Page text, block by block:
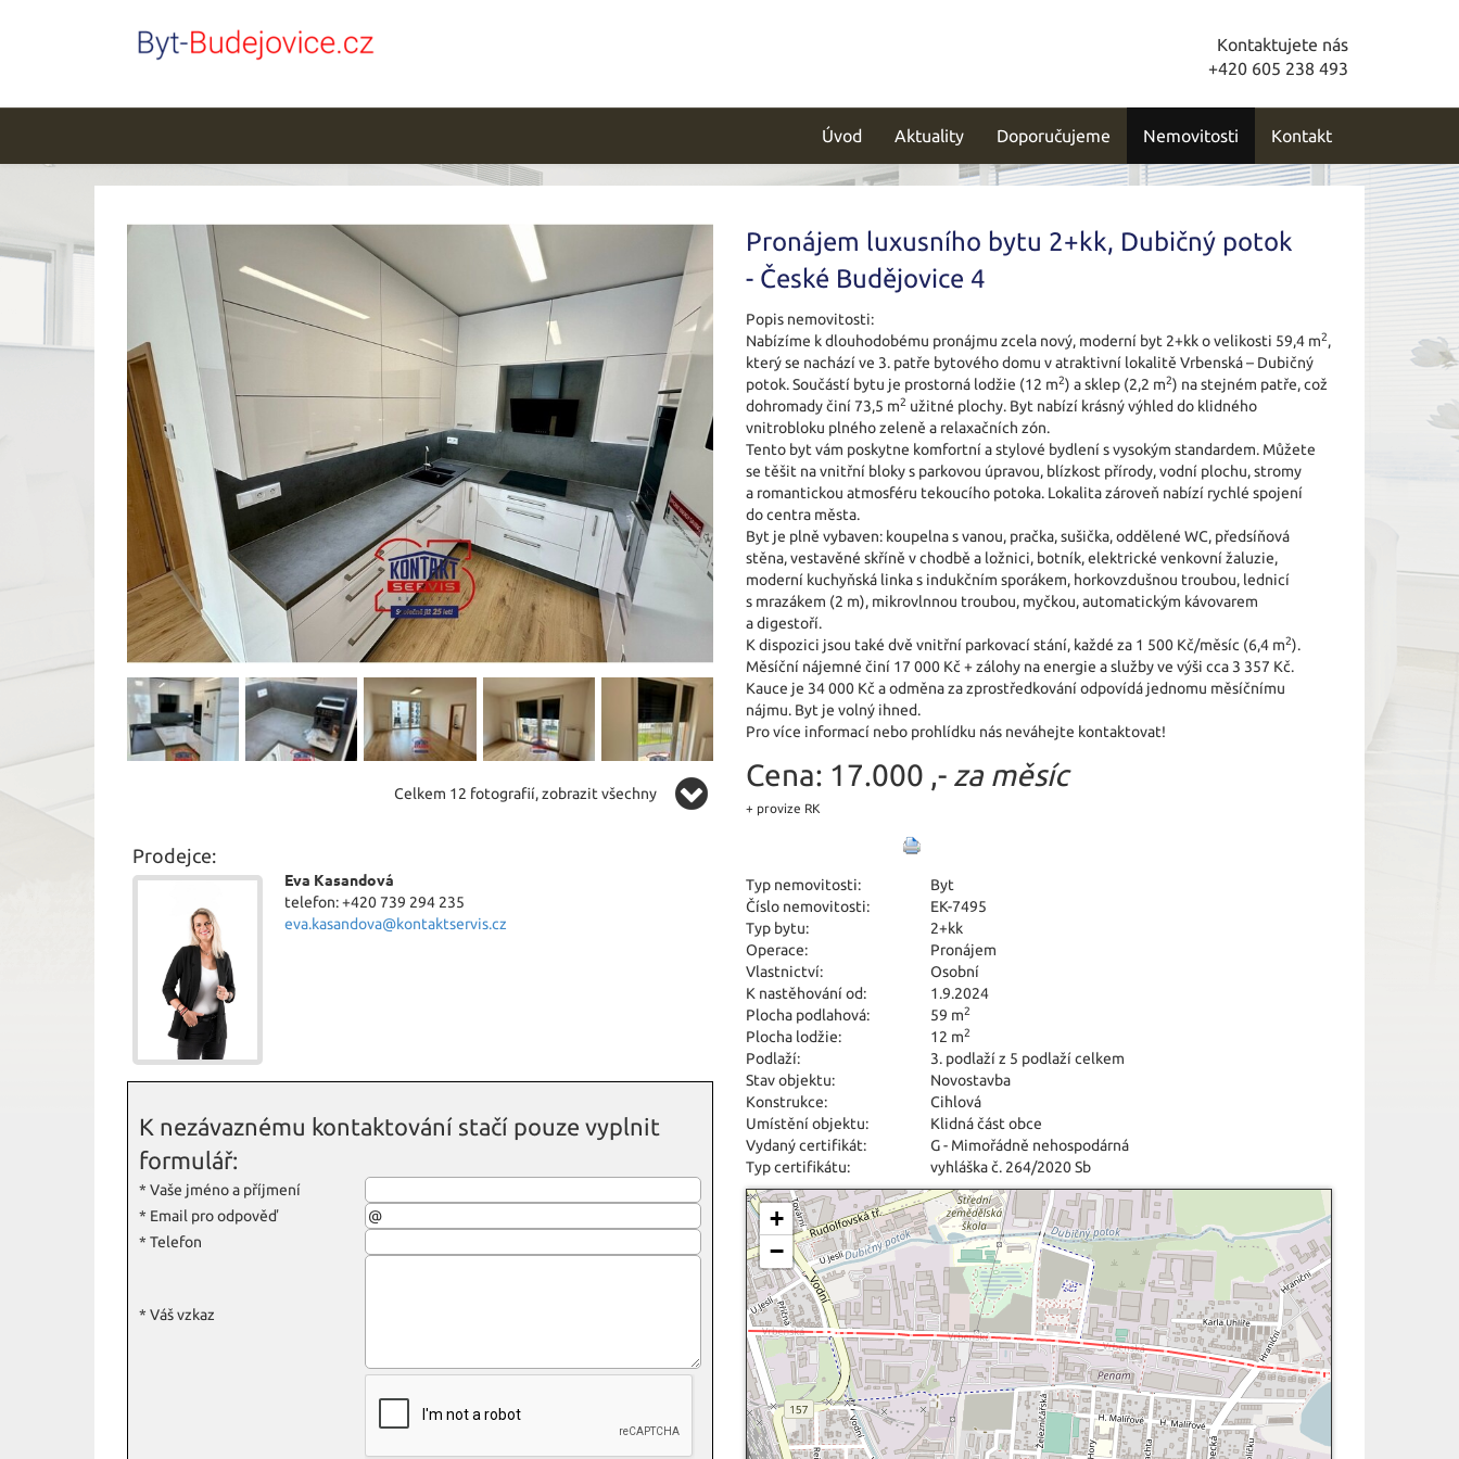
Kontaktujete nás
+420 605 238 493
Úvod Aktuality Doporučujeme Nemovitosti Kontakt
Celkem 12 fotografií, zobrazit všechny
Prodejce:
Eva Kasandová
telefon: +420 739 294 235
eva.kasandova@kontaktservis.cz
K nezávaznému kontaktování stačí pouze vyplnit
formulář:
* Vaše jméno a příjmení
* Email pro odpověď
* Telefon
* Váš vzkaz
Pronájem luxusního bytu 2+kk, Dubičný potok
- České Budějovice 4
Popis nemovitosti:
Nabízíme k dlouhodobému pronájmu zcela nový, moderní byt 2+kk o velikosti 59,4 m2,
který se nachází ve 3. patře bytového domu v atraktivní lokalitě Vrbenská – Dubičný
potok. Součástí bytu je prostorná lodžie (12 m2) a sklep (2,2 m2) na stejném patře, což
dohromady činí 73,5 m2 užitné plochy. Byt nabízí krásný výhled do klidného
vnitrobloku plného zeleně a relaxačních zón.
Tento byt vám poskytne komfortní a stylové bydlení s vysokým standardem. Můžete
se těšit na vnitřní bloky s parkovou úpravou, blízkost přírody, vodní plochu, stromy
a romantickou atmosféru tekoucího potoka. Lokalita zároveň nabízí rychlé spojení
do centra města.
Byt je plně vybaven: koupelna s vanou, pračka, sušička, oddělené WC, předsíňová
stěna, vestavěné skříně v chodbě a ložnici, botník, elektrické venkovní žaluzie,
moderní kuchyňská linka s indukčním sporákem, horkovzdušnou troubou, lednicí
s mrazákem (2 m), mikrovlnnou troubou, myčkou, automatickým kávovarem
a digestoří.
K dispozici jsou také dvě vnitřní parkovací stání, každé za 1 500 Kč/měsíc (6,4 m2).
Měsíční nájemné činí 17 000 Kč + zálohy na energie a služby ve výši cca 3 357 Kč.
Kauce je 34 000 Kč a odměna za zprostředkování odpovídá jednomu měsíčnímu
nájmu. Byt je volný ihned.
Pro více informací nebo prohlídku nás neváhejte kontaktovat!
Cena: 17.000 ,- za měsíc
+ provize RK
Typ nemovitosti:
Byt
Číslo nemovitosti:
EK-7495
Typ bytu:
2+kk
Operace:
Pronájem
Vlastnictví:
Osobní
K nastěhování od:
1.9.2024
Plocha podlahová:
59 m2
Plocha lodžie: 12 m2
Podlaží:
3. podlaží z 5 podlaží celkem
Stav objektu:
Novostavba
Konstrukce:
Cihlová
Umístění objektu:
Klidná část obce
Vydaný certifikát:
G - Mimořádně nehospodárná
Typ certifikátu:
vyhláška č. 264/2020 Sb
+
−